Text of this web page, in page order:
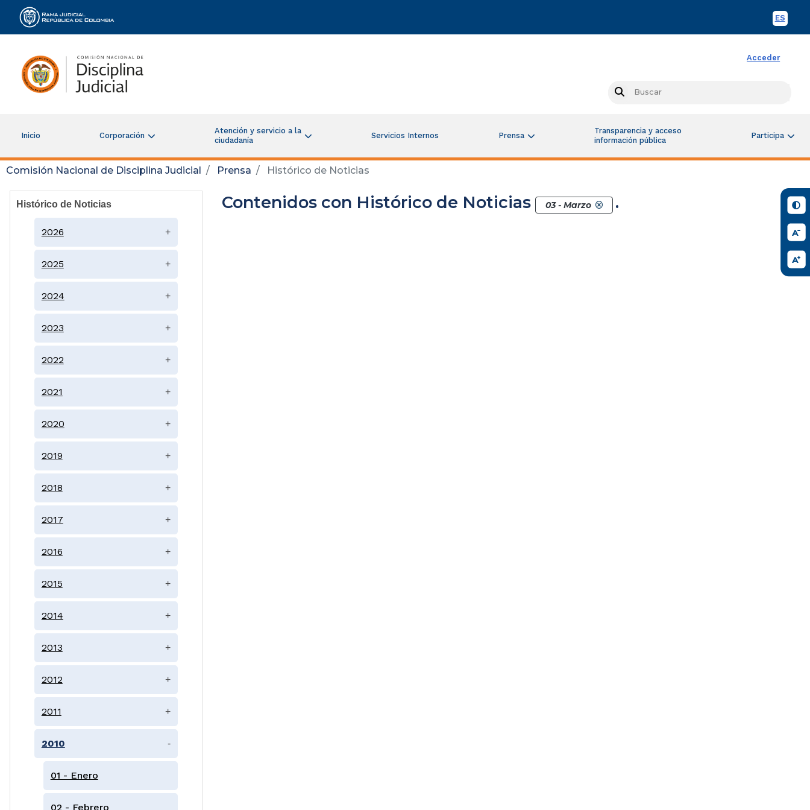
ES
Rama Judicial
Acceder
Inicio Corporación
Atención y servicio a la
ciudadanía
Servicios Internos Prensa
Transparencia y acceso
información pública
Participa
Comisión Nacional de Disciplina Judicial Prensa Histórico de Noticias
Histórico de Noticias
2026 +
2025 +
2024 +
2023 +
2022 +
2021 +
2020 +
2019 +
2018 +
2017 +
2016 +
2015 +
2014 +
2013 +
2012 +
2011 +
2010 -
01 - Enero
02 - Febrero
Contenidos con Histórico de Noticias 03 - Marzo .